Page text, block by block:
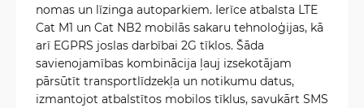
nomas un līzinga autoparkiem. Ierīce atbalsta LTE
Cat M1 un Cat NB2 mobilās sakaru tehnoloģijas, kā
arī EGPRS joslas darbībai 2G tīklos. Šāda
savienojamības kombinācija ļauj izsekotājam
pārsūtīt transportlīdzekļa un notikumu datus,
izmantojot atbalstītos mobilos tīklus, savukārt SMS